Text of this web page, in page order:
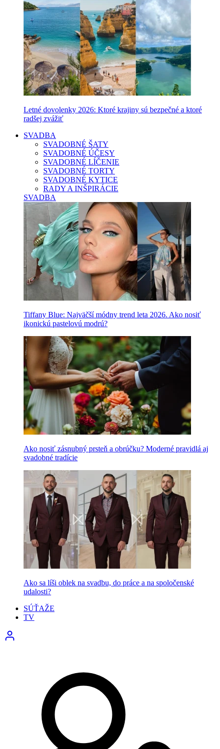
Letné dovolenky 2026: Ktoré krajiny sú bezpečné a ktoré
radšej zvážiť
SVADBA
SVADOBNÉ ŠATY
SVADOBNÉ ÚČESY
SVADOBNÉ LÍČENIE
SVADOBNÉ TORTY
SVADOBNÉ KYTICE
RADY A INŠPIRÁCIE
SVADBA
Tiffany Blue: Najväčší módny trend leta 2026. Ako nosiť
ikonickú pastelovú modrú?
Ako nosiť zásnubný prsteň a obrúčku? Moderné pravidlá aj
svadobné tradície
Ako sa líši oblek na svadbu, do práce a na spoločenské
udalosti?
SÚŤAŽE
TV